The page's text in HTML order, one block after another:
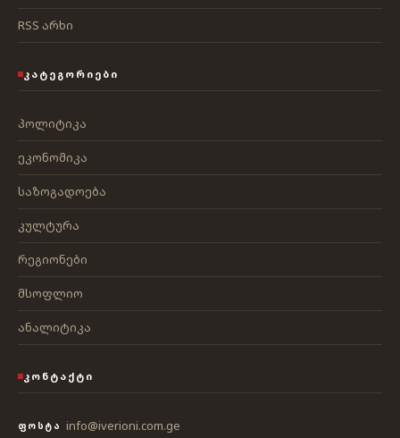
RSS არხი
ᲙᲐᲢᲔᲒᲝᲠᲘᲔᲑᲘ
პოლიტიკა
ეკონომიკა
საზოგადოება
კულტურა
რეგიონები
მსოფლიო
ანალიტიკა
ᲙᲝᲜᲢᲐᲥᲢᲘ
ᲤᲝᲡᲢᲐ info@iverioni.com.ge